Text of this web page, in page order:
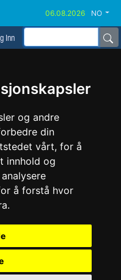
og andre
din
vårt, for å
innhold og
å forstå hvor
NO
Inn